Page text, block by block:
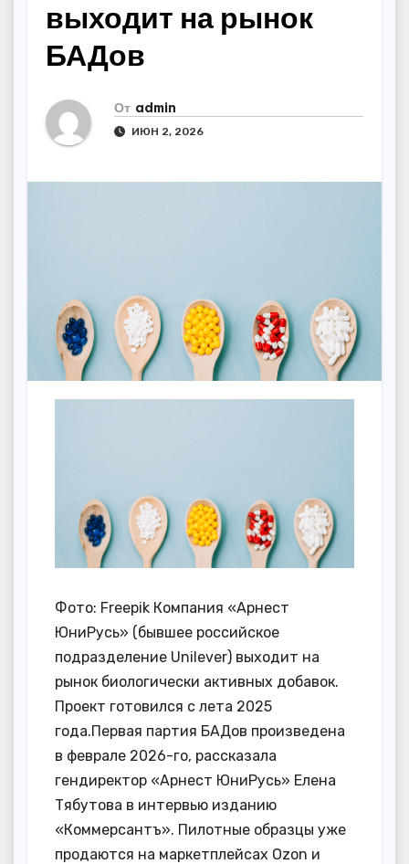
выходит на рынок
БАДов
От admin
ИЮН 2, 2026
Фото: Freepik Компания «Арнест
ЮниРусь» (бывшее российское
подразделение Unilever) выходит на
рынок биологически активных добавок.
Проект готовился с лета 2025
года.Первая партия БАДов произведена
в феврале 2026-го, рассказала
гендиректор «Арнест ЮниРусь» Елена
Тябутова в интервью изданию
«Коммерсантъ». Пилотные образцы уже
продаются на маркетплейсах Ozon и